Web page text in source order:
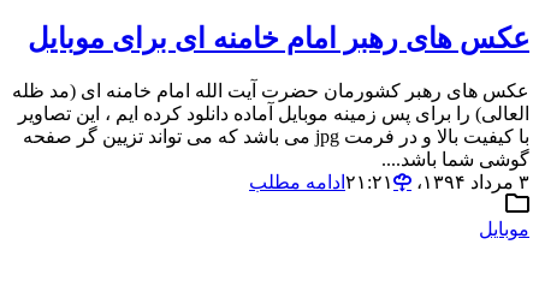
عکس های رهبر امام خامنه ای برای موبایل
عکس های رهبر کشورمان حضرت آیت الله امام خامنه ای (مد ظله
العالی) را برای پس زمینه موبایل آماده دانلود کرده ایم ، این تصاویر
با کیفیت بالا و در فرمت jpg می باشد که می تواند تزیین گر صفحه
گوشی شما باشد....
۳ مرداد ۱۳۹۴،‏ ۲۱:۲۱
ادامه مطلب
موبایل